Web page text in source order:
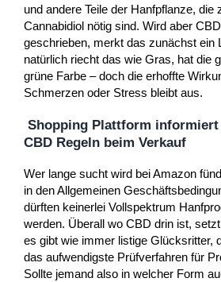
und andere Teile der Hanfpflanze, die
Cannabidiol nötig sind. Wird aber
geschrieben, merkt das zunächst ein
natürlich riecht das wie Gras, hat die
grüne Farbe – doch die erhoffte
Schmerzen oder Stress bleibt aus.
Shopping Plattform
CBD Regeln beim Verkauf
Wer lange sucht wird bei Amazon
in den Allgemeinen
dürften keinerlei Vollspektrum
werden. Überall wo CBD drin ist,
es gibt wie immer listige Glücksritter,
das aufwendigste Prüfverfahren für
Sollte jemand also in welcher Form